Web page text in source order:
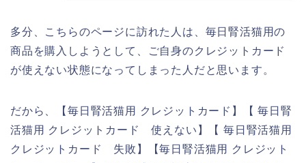
多分、こちらのページに訪れた人は、毎日腎活猫用の
商品を購入しようとして、ご自身のクレジットカード
が使えない状態になってしまった人だと思います。
だから、【毎日腎活猫用 クレジットカード】【 毎日腎
活猫用 クレジットカード 使えない】【 毎日腎活猫用
クレジットカード 失敗】【毎日腎活猫用 クレジット